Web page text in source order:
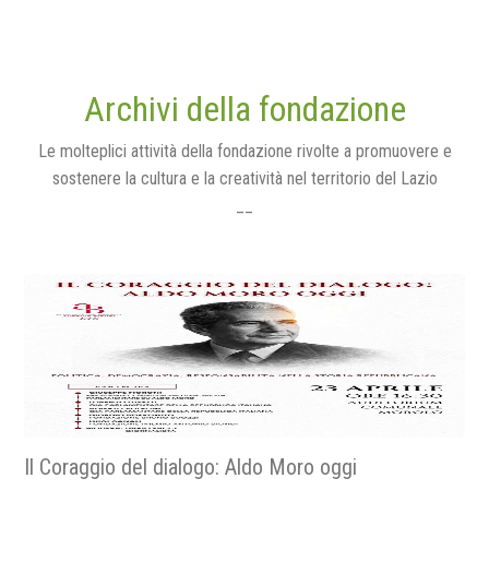
Archivi della fondazione
Le molteplici attività della fondazione rivolte a promuovere e
sostenere la cultura e la creatività nel territorio del Lazio
Religiose e religiosi nella resistenza - La fede nella